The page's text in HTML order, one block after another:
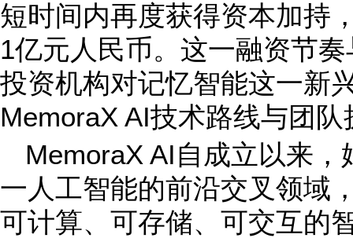
短时间内再度获得资本加持
1亿元人民币。这一融资节
投资机构对记忆智能这一新
MemoraX AI技术路线与团
MemoraX AI自成立以来，
一人工智能的前沿交叉领域
可计算、可存储、可交互的